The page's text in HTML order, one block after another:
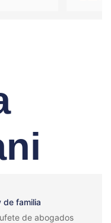
de familia
de abogados